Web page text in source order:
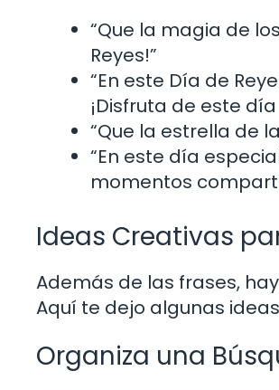
“Que la magia de
Reyes!”
“En este Día de
¡Disfruta de este
“Que la estrella de
“En este día
momentos
Ideas Creativas
Además de las frases,
Aquí te dejo algunas
Organiza una